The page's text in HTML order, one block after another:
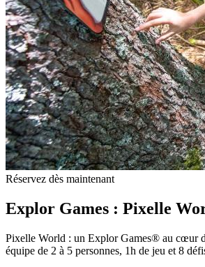
Réservez dès maintenant
Explor Games : Pixelle
Pixelle World : un Explor Games® au cœur
équipe de 2 à 5 personnes, 1h de jeu et 8